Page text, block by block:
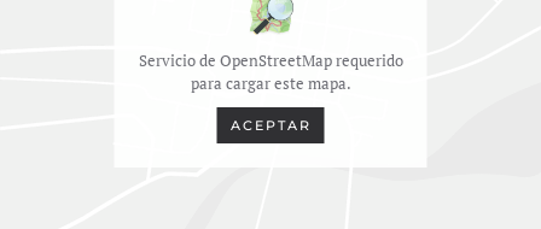
Servicio de OpenStreetMap requerido
para cargar este mapa.
ACEPTAR